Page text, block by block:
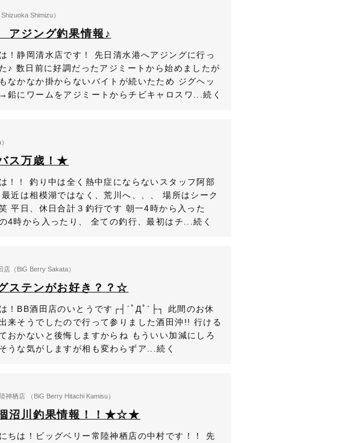
Shimizu）
ジング釣果情報♪
！静岡清水店です！ 先日清水港へアジングに行っ
♪ 数日前に好調だったアジミートから始めましたが
なかなか掛からないバイトが続いたため ジグヘッ
鉛にワームをアジミートからチビキャロスワ...続く
ス万歳！★
！！ 釣り中は全く熱中症にならないスタッフ阿部
近は相模湖ではなく、荒川へ、、、 場所はシーク
平日、休日合計３釣行です 朝一4時から入った
4時から入ったり、 全ての釣行、最初はチ...続く
店（BiG Berry Sakata）
ステンがお好き？？☆
！BB酒田店のいとうです┌┤´ﾟДﾟ`├┐ 此間のお休
来そうでしたので行って参りました酒田沖!! 行ける
おかないと後悔しますからね もういい加減にしろ
うな気がしますが相も変わらずア...続く
神栖店 （BiG Berry Hitachi Kamisu）
川釣果情報！！★☆★
ちは！ビッグベリー常陸神栖店の中村です！！ 先